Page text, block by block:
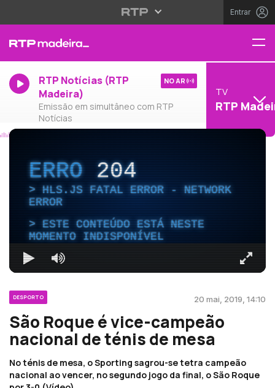
Entrar
RTP Notícias (RTP
Madeira)
Emissão em simultâneo com RTP
Notícias
NO AR
TV
RTP
ERRO204
HLS.JS FATAL ERROR - NETWORK
ERROR
ESTE CONTEÚDO ESTÁ NESTE
MOMENTO INDISPONÍVEL
DESPORTO 20 mai, 2019, 14:10
São Roque é vice-campeão
nacional de ténis de mesa
No ténis de mesa, o Sporting sagrou-se tetra campeão
nacional ao vencer, no segundo jogo da final, o São Roque